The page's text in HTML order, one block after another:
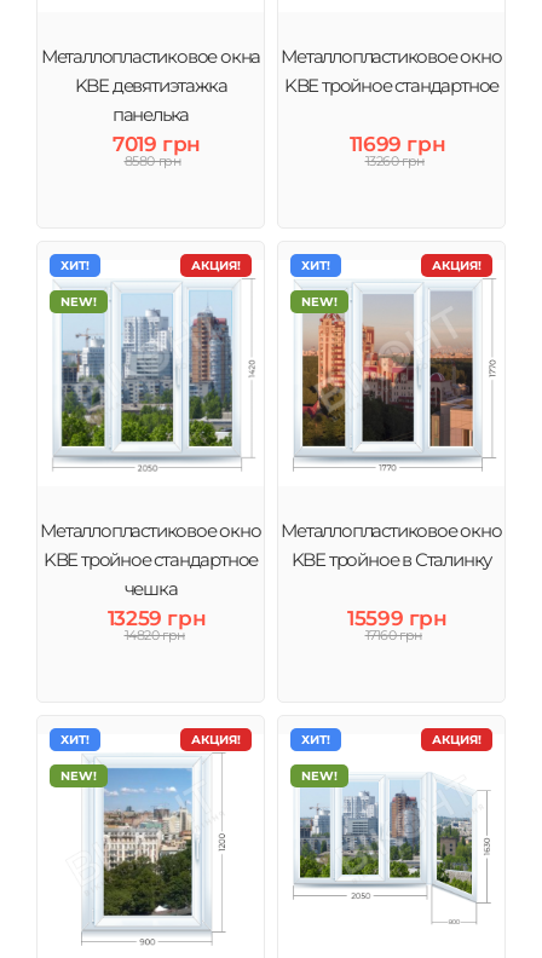
Металлопластиковое окна
KBE девятиэтажка
панелька
7019 грн
8580 грн
Металлопластиковое окно
KBE тройное стандартное
11699 грн
13260 грн
АКЦИЯ!
ХИТ!
NEW!
Металлопластиковое окно
KBE тройное стандартное
чешка
13259 грн
14820 грн
АКЦИЯ!
ХИТ!
NEW!
Металлопластиковое окно
KBE тройное в Сталинку
15599 грн
17160 грн
АКЦИЯ!
ХИТ!
NEW!
АКЦИЯ!
ХИТ!
NEW!